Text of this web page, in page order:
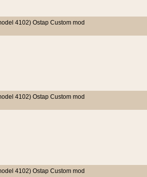
4102) Ostap Custom mod
4102) Ostap Custom mod
4102) Ostap Custom mod